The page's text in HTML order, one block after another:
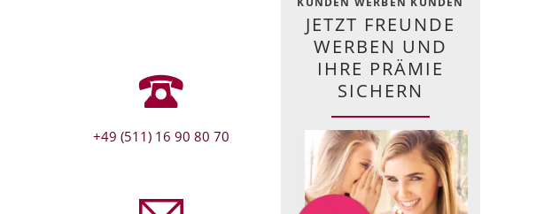
+49 (511) 16 90 80 70
JETZT FREUNDE
WERBEN UND
IHRE PRÄMIE
SICHERN